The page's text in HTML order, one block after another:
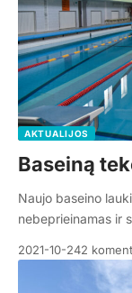
AKTUALIJOS
Baseiną
Naujo baseino
nebeprieinamas ir
2021-10-242